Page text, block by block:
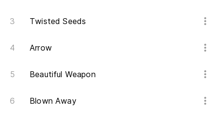
Twisted Seeds
Arrow
Beautiful Weapon
Blown Away